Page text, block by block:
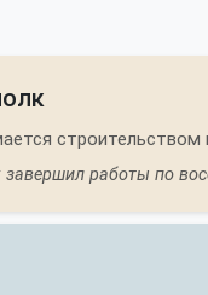
работы по